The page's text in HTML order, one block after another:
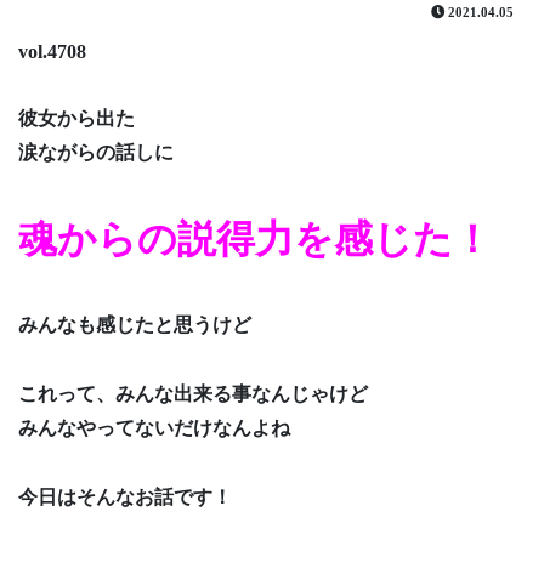
2021.04.05
vol.4708
彼女から出た
涙ながらの話しに
魂からの説得力を感じた！
みんなも感じたと思うけど
これって、みんな出来る事なんじゃけど
みんなやってないだけなんよね
今日はそんなお話です！